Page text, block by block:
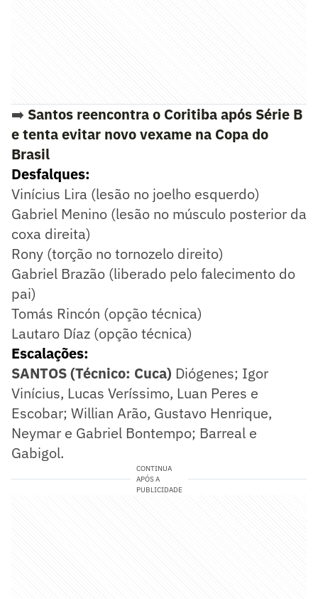
➡️ Santos reencontra o Coritiba após Série B
e tenta evitar novo vexame na Copa do
Brasil
Desfalques:
Vinícius Lira (lesão no joelho esquerdo)
Gabriel Menino (lesão no músculo posterior da
coxa direita)
Rony (torção no tornozelo direito)
Gabriel Brazão (liberado pelo falecimento do
pai)
Tomás Rincón (opção técnica)
Lautaro Díaz (opção técnica)
Escalações:
SANTOS (Técnico: Cuca) Diógenes; Igor
Vinícius, Lucas Veríssimo, Luan Peres e
Escobar; Willian Arão, Gustavo Henrique,
Neymar e Gabriel Bontempo; Barreal e
Gabigol.
CONTINUA
APÓS A
PUBLICIDADE